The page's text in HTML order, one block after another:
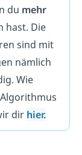
du mehr
hast. Die
sind mit
nämlich
Wie
dir hier.